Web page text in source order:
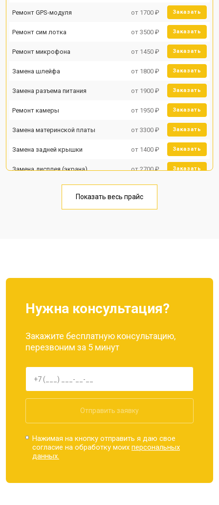
Ремонт GPS-модуля от 1700 ₽ Заказать
Ремонт сим лотка от 3500 ₽ Заказать
Ремонт микрофона от 1450 ₽ Заказать
Замена шлейфа от 1800 ₽ Заказать
Замена разъема питания от 1900 ₽ Заказать
Ремонт камеры от 1950 ₽ Заказать
Замена материнской платы от 3300 ₽ Заказать
Замена задней крышки от 1400 ₽ Заказать
Замена дисплея (экрана) от 2700 ₽ Заказать
Замена кнопки включения от 1750 ₽
Показать весь прайс
Нужна консультация?
Закажите бесплатную консультацию,
перезвоним за 5 минут
Отправить заявку
Нажимая на кнопку отправить я даю свое
согласие на обработку моихперсональных
данных.